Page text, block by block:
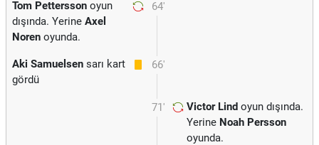
64'
Tom Pettersson oyun
dışında. Yerine Axel
Noren oyunda.
66'
Aki Samuelsen sarı kart
gördü
71' Victor Lind oyun dışında.
Yerine Noah Persson
oyunda.